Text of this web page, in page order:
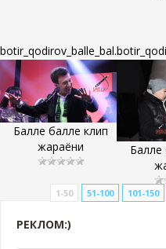
botir_qodirov_balle_bal...
Балле балле клип
жараёни
Балле
1-50 51-100 101-150
РЕКЛОМ:)